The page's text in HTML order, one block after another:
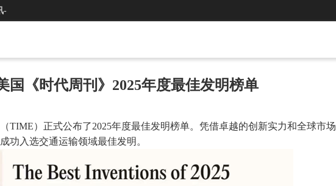
-
国《时代周刊》2025年度最佳发明榜单
TIME）正式公布了2025年度最佳发明榜单。凭借卓越的创新实力和全球市场
功入选交通运输领域最佳发明。